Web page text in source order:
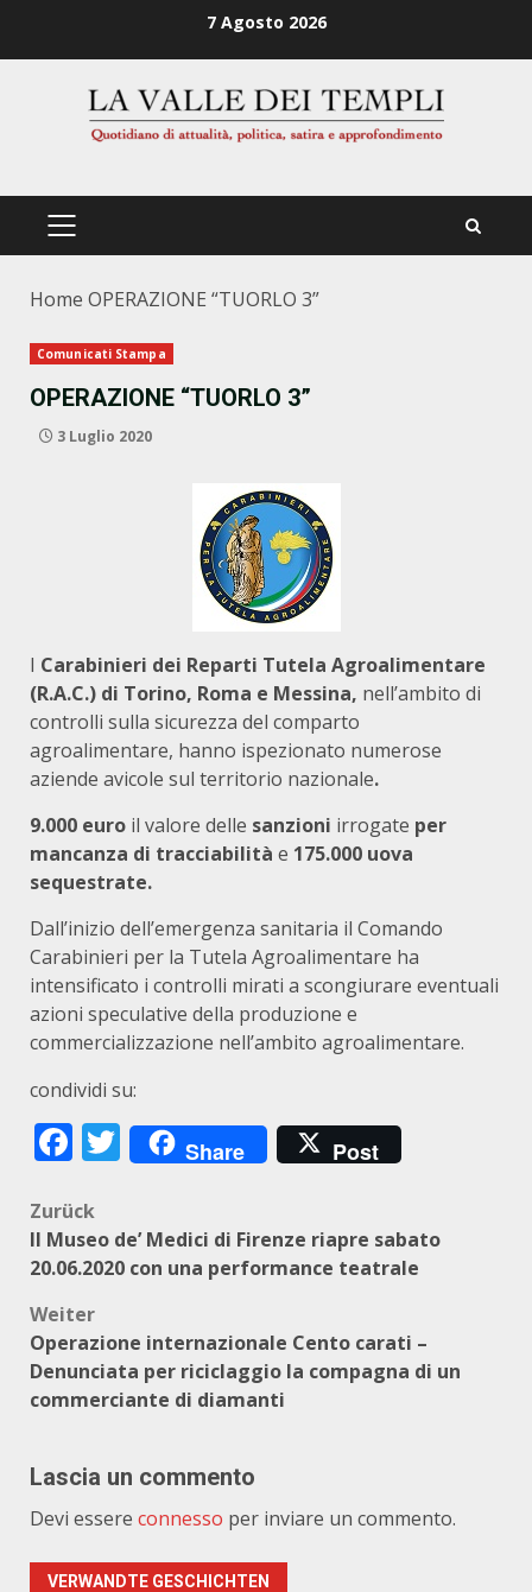
7 Agosto 2026
PRIMÄRES
Home OPERAZIONE “TUORLO 3”
Comunicati Stampa
OPERAZIONE “TUORLO 3”
3 Luglio 2020
I Carabinieri dei Reparti Tutela Agroalimentare
(R.A.C.) di Torino, Roma e Messina, nell’ambito di
controlli sulla sicurezza del comparto
agroalimentare, hanno ispezionato numerose
aziende avicole sul territorio nazionale.
9.000 euro il valore delle sanzioni irrogate per
mancanza di tracciabilità e 175.000 uova
sequestrate.
Dall’inizio dell’emergenza sanitaria il Comando
Carabinieri per la Tutela Agroalimentare ha
intensificato i controlli mirati a scongiurare eventuali
azioni speculative della produzione e
commercializzazione nell’ambito agroalimentare.
condividi su:
Facebook
Twitter
Share Post
Beitragsnavigation
Zurück
Il Museo de’ Medici di Firenze riapre sabato
20.06.2020 con una performance teatrale
Weiter
Operazione internazionale Cento carati –
Denunciata per riciclaggio la compagna di un
commerciante di diamanti
Lascia un commento
Devi essere connesso per inviare un commento.
VERWANDTE GESCHICHTEN